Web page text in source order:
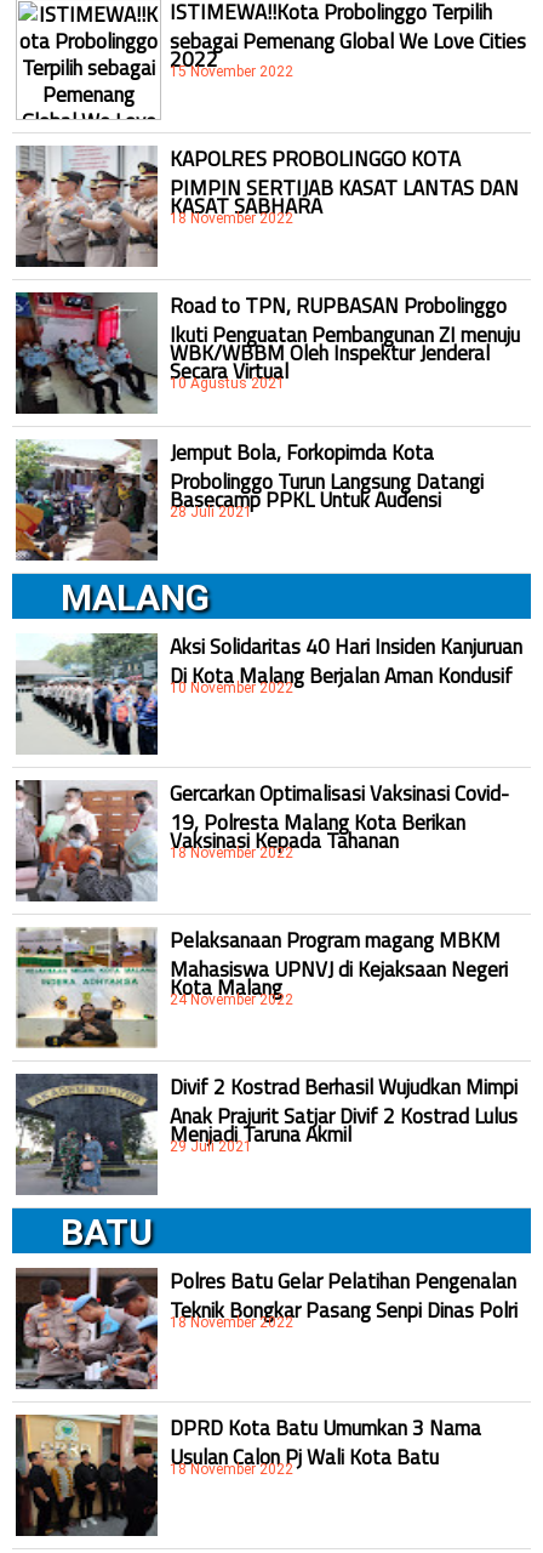
ISTIMEWA!!Kota Probolinggo Terpilih
sebagai Pemenang Global We Love Cities
2022
15 November 2022
KAPOLRES PROBOLINGGO KOTA
PIMPIN SERTIJAB KASAT LANTAS DAN
KASAT SABHARA
18 November 2022
Road to TPN, RUPBASAN Probolinggo
Ikuti Penguatan Pembangunan ZI menuju
WBK/WBBM Oleh Inspektur Jenderal
Secara Virtual
10 Agustus 2021
Jemput Bola, Forkopimda Kota
Probolinggo Turun Langsung Datangi
Basecamp PPKL Untuk Audensi
28 Juli 2021
MALANG
Aksi Solidaritas 40 Hari Insiden Kanjuruan
Di Kota Malang Berjalan Aman Kondusif
10 November 2022
Gercarkan Optimalisasi Vaksinasi Covid-
19, Polresta Malang Kota Berikan
Vaksinasi Kepada Tahanan
18 November 2022
Pelaksanaan Program magang MBKM
Mahasiswa UPNVJ di Kejaksaan Negeri
Kota Malang
24 November 2022
Divif 2 Kostrad Berhasil Wujudkan Mimpi
Anak Prajurit Satjar Divif 2 Kostrad Lulus
Menjadi Taruna Akmil
29 Juli 2021
BATU
Polres Batu Gelar Pelatihan Pengenalan
Teknik Bongkar Pasang Senpi Dinas Polri
18 November 2022
DPRD Kota Batu Umumkan 3 Nama
Usulan Calon Pj Wali Kota Batu
18 November 2022